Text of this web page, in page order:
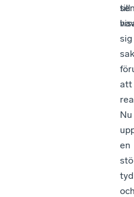
sig
att
Nu
en
till